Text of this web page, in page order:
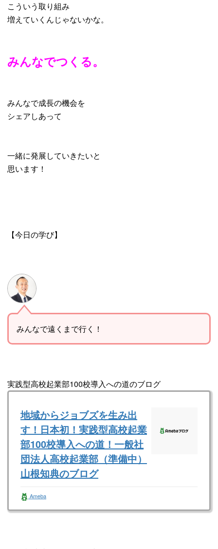
こういう取り組み
増えていくんじゃないかな。
みんなでつくる。
みんなで成長の機会を
シェアしあって
一緒に発展していきたいと
思います！
【今日の学び】
みんなで遠くまで行く！
実践型高校起業部100校導入への道のブログ
地域からジョブズを生み出
す！日本初！実践型高校起業
部100校導入への道！一般社
団法人高校起業部（準備中）
山根知典のブログ
一般社団法人全国高校起業部（準備中） 山根
知典さんのブログです。最近の記事は「ゴール
は常に確認せよ！（画像あり）」です。
Ameba